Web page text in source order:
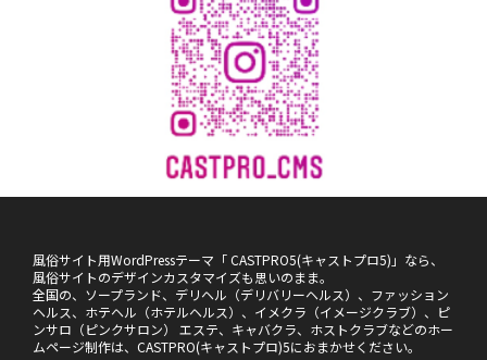
風俗サイト用WordPressテーマ「 CASTPRO5(キャストプロ5)」なら、
風俗サイトのデザインカスタマイズも思いのまま。
全国の、ソープランド、デリヘル（デリバリーヘルス）、ファッション
ヘルス、ホテヘル（ホテルヘルス）、イメクラ（イメージクラブ）、ピ
ンサロ（ピンクサロン） エステ、キャバクラ、ホストクラブなどのホー
ムページ制作は、CASTPRO(キャストプロ)5におまかせください。